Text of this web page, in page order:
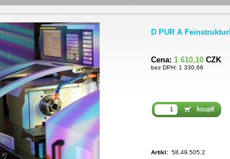
D PUR A
Cena: 1 610,10 CZK
bez DPH: 1 330,66
Artikl: 58.49.505.2